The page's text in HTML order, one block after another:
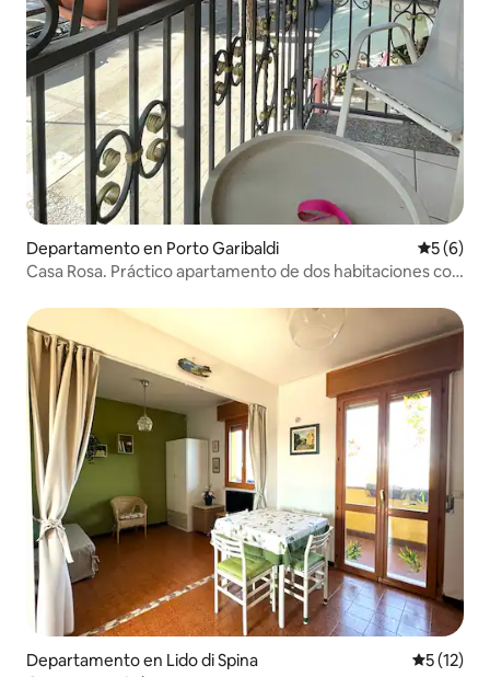
Departamento en Porto Garibaldi
5 (6)
Casa Rosa. Práctico apartamento de dos habitaciones con
Departamento en Lido di Spina
5 (12)